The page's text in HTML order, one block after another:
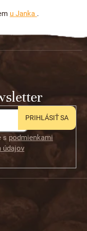
u Janka .
s podmienkami
údajov
PRIHLÁSIŤ SA